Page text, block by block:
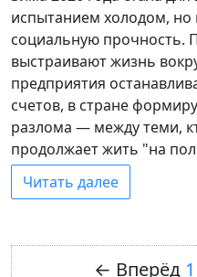
испытанием холодом, но
социальную прочность.
выстраивают жизнь
предприятия
счетов, в стране
разлома — между теми,
продолжает жить "на
Читать далее
← Вперёд 1